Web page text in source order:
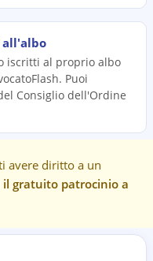
iscritti al proprio albo
Puoi
Consiglio dell'Ordine
avere diritto a un
il gratuito patrocinio a